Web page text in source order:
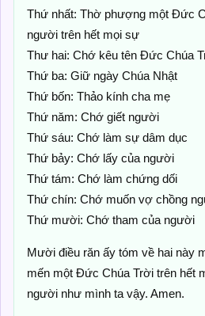
Thứ nhất: Thờ phượng một Đức
người trên hết mọi sự
Thư hai: Chớ kêu tên Đức Chúa
Thứ ba: Giữ ngày Chúa Nhật
Thứ bốn: Thảo kính cha mẹ
Thứ năm: Chớ giết người
Thứ sáu: Chớ làm sự dâm dục
Thứ bảy: Chớ lấy của người
Thứ tám: Chớ làm chứng dối
Thứ chín: Chớ muốn vợ chồng
Thứ mười: Chớ tham của người
Mười điều răn ấy tóm về hai này
mến một Đức Chúa Trời trên hết
người như mình ta vậy. Amen.